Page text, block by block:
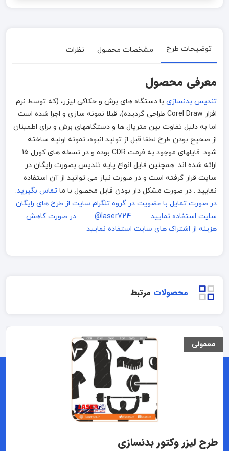
توضیحات طرح مشخصات محصول نظرات
معرفی محصول
تندیس بدنسازی با دستگاه های برش و حکاکی لیزر، (که توسط نرم
افزار Corel Draw طراحی گردیده)، قبلا نمونه سازی و اجرا شده است
اما به دلیل تفاوت بین متریال ها و دستگاههای برش و برای اطمینان
از صحیح بودن طرح لطفا قبل از تولید انبوه، نمونه اولیه ساخته
شود. فایلهای موجود به فرمت CDR بوده و در نسخه های کورل 15
ارائه شده اند .همچنین فایل انواع پایه تندیس بصورت رایگان در
سایت قرار گرفته است و در صورت نیاز می توانید از آن استفاده
نمایید . در صورت مشکل دار بودن فایل محصول با ما تماس بگیرید.
در صورت تمایل با عضویت در گروه تلگرام سایت از طرح های رایگان
سایت استفاده نمایید . laser724@
در صورت کاهش
هزینه از اشتراک های سایت استفاده نمایید
محصولات مرتبط
معمولی
طرح لیزر وکتور بدنسازی